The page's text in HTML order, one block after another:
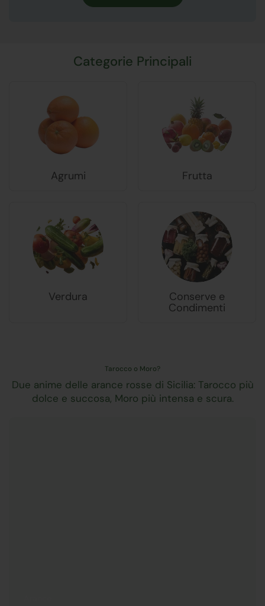
Categorie Principali
Agrumi Frutta
Verdura Conserve e
Condimenti
Tarocco o Moro?
Due anime delle arance rosse di Sicilia: Tarocco più
dolce e succosa, Moro più intensa e scura.